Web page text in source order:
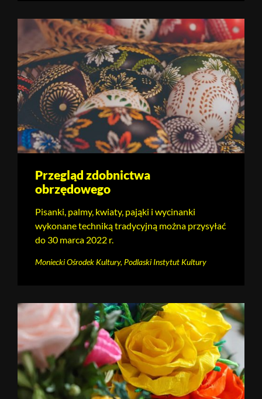
Przegląd zdobnictwa
obrzędowego
Pisanki, palmy, kwiaty, pająki i wycinanki
wykonane techniką tradycyjną można przysyłać
do 30 marca 2022 r.
Moniecki Ośrodek Kultury, Podlaski Instytut Kultury